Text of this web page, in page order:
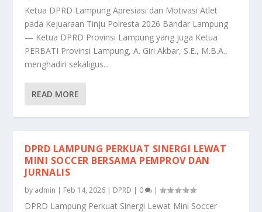
Ketua DPRD Lampung Apresiasi dan Motivasi Atlet
pada Kejuaraan Tinju Polresta 2026 Bandar Lampung
— Ketua DPRD Provinsi Lampung yang juga Ketua
PERBATI Provinsi Lampung, A. Giri Akbar, S.E., M.B.A.,
menghadiri sekaligus...
READ MORE
DPRD LAMPUNG PERKUAT SINERGI LEWAT
MINI SOCCER BERSAMA PEMPROV DAN
JURNALIS
by admin | Feb 14, 2026 | DPRD | 0 |
DPRD Lampung Perkuat Sinergi Lewat Mini Soccer